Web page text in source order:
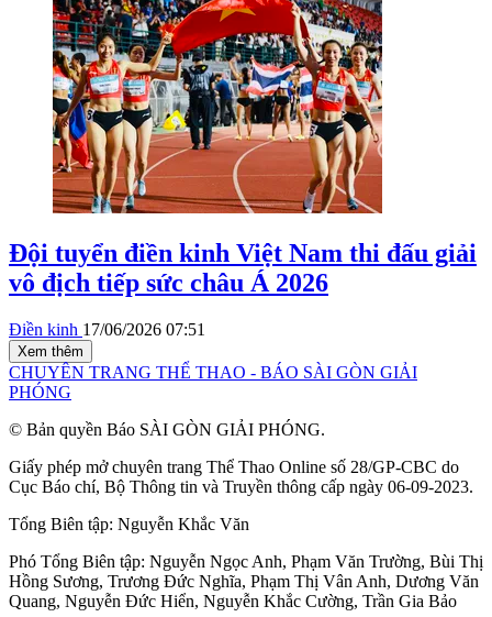
Đội tuyển điền kinh Việt Nam thi đấu giải
vô địch tiếp sức châu Á 2026
Điền kinh 17/06/2026 07:51
Xem thêm
CHUYÊN TRANG THỂ THAO - BÁO SÀI GÒN GIẢI
PHÓNG
© Bản quyền Báo SÀI GÒN GIẢI PHÓNG.
Giấy phép mở chuyên trang Thể Thao Online số 28/GP-CBC do
Cục Báo chí, Bộ Thông tin và Truyền thông cấp ngày 06-09-2023.
Tổng Biên tập: Nguyễn Khắc Văn
Phó Tổng Biên tập: Nguyễn Ngọc Anh, Phạm Văn Trường, Bùi Thị
Hồng Sương, Trương Đức Nghĩa, Phạm Thị Vân Anh, Dương Văn
Quang, Nguyễn Đức Hiển, Nguyễn Khắc Cường, Trần Gia Bảo